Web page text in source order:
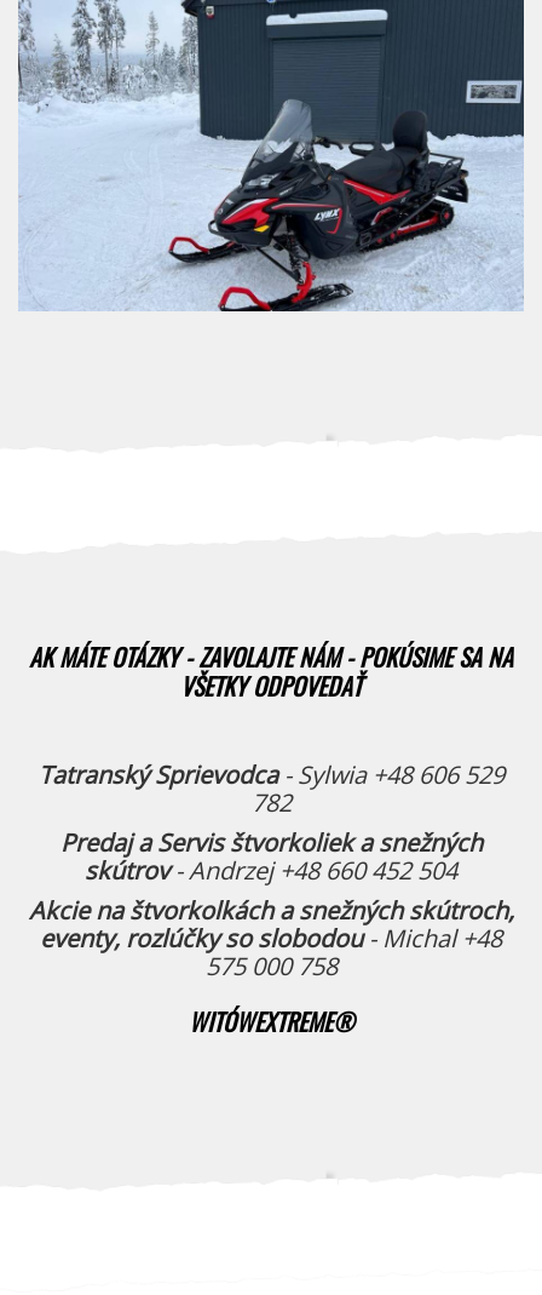
AK MÁTE OTÁZKY - ZAVOLAJTE NÁM - POKÚSIME SA NA
VŠETKY ODPOVEDAŤ
Tatranský Sprievodca- Sylwia +48 606 529
782
Predaj a Servis štvorkoliek a snežných
skútrov- Andrzej +48 660 452 504
Akcie na štvorkolkách a snežných skútroch,
eventy, rozlúčky so slobodou- Michal +48
575 000 758
WITÓWEXTREME®